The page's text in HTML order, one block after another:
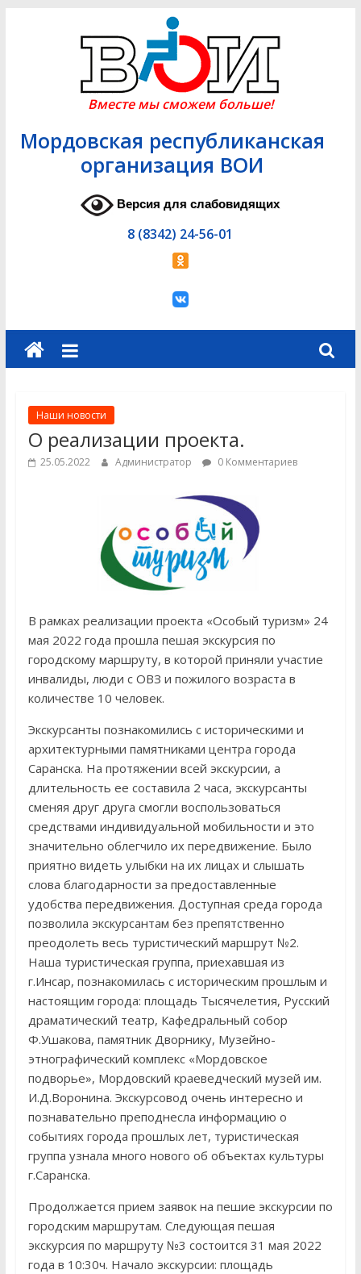
Вместе мы сможем больше!
Мордовская республиканская
организация ВОИ
Версия для слабовидящих
8 (8342) 24-56-01
Наши новости
О реализации проекта.
25.05.2022 Администратор 0 Комментариев
В рамках реализации проекта «Особый туризм» 24
мая 2022 года прошла пешая экскурсия по
городскому маршруту, в которой приняли участие
инвалиды, люди с ОВЗ и пожилого возраста в
количестве 10 человек.
Экскурсанты познакомились с историческими и
архитектурными памятниками центра города
Саранска. На протяжении всей экскурсии, а
длительность ее составила 2 часа, экскурсанты
сменяя друг друга смогли воспользоваться
средствами индивидуальной мобильности и это
значительно облегчило их передвижение. Было
приятно видеть улыбки на их лицах и слышать
слова благодарности за предоставленные
удобства передвижения. Доступная среда города
позволила экскурсантам без препятственно
преодолеть весь туристический маршрут №2.
Наша туристическая группа, приехавшая из
г.Инсар, познакомилась с историческим прошлым и
настоящим города: площадь Тысячелетия, Русский
драматический театр, Кафедральный собор
Ф.Ушакова, памятник Дворнику, Музейно-
этнографический комплекс «Мордовское
подворье», Мордовский краеведческий музей им.
И.Д.Воронина. Экскурсовод очень интересно и
познавательно преподнесла информацию о
событиях города прошлых лет, туристическая
группа узнала много нового об объектах культуры
г.Саранска.
Продолжается прием заявок на пешие экскурсии по
городским маршрутам. Следующая пешая
экскурсия по маршруту №3 состоится 31 мая 2022
года в 10:30ч. Начало экскурсии: площадь